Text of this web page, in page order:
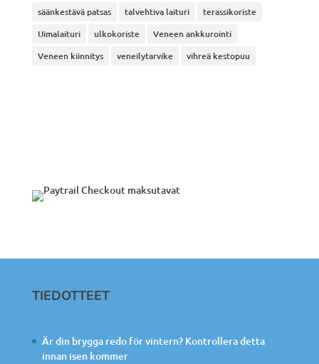
säänkestävä patsas talvehtiva laituri
terassikoriste
Uimalaituri
ulkokoriste
Veneen ankkurointi
Veneen kiinnitys
veneilytarvike vihreä kestopuu
TIEDOTTEET
Är din brygga redo för vintern? Kontrollera detta
innan isen kommer